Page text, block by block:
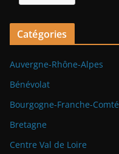
Catégories
Auvergne-Rhône-Alpes
Bénévolat
Bourgogne-Franche-Comté
Bretagne
Centre Val de Loire